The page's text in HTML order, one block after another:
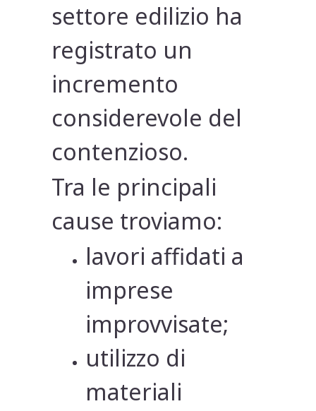
settore edilizio ha
registrato un
incremento
considerevole del
contenzioso.
Tra le principali
cause troviamo:
lavori affidati a
imprese
improvvisate;
utilizzo di
materiali